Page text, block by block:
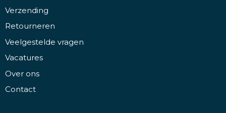
Verzending
Retourneren
Veelgestelde vragen
Vacatures
Over ons
Contact